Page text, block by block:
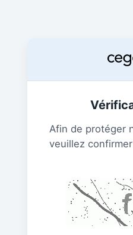
Afin de protéger
veuillez